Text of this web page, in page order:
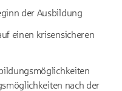
der Ausbildung
einen krisensicheren
nach der